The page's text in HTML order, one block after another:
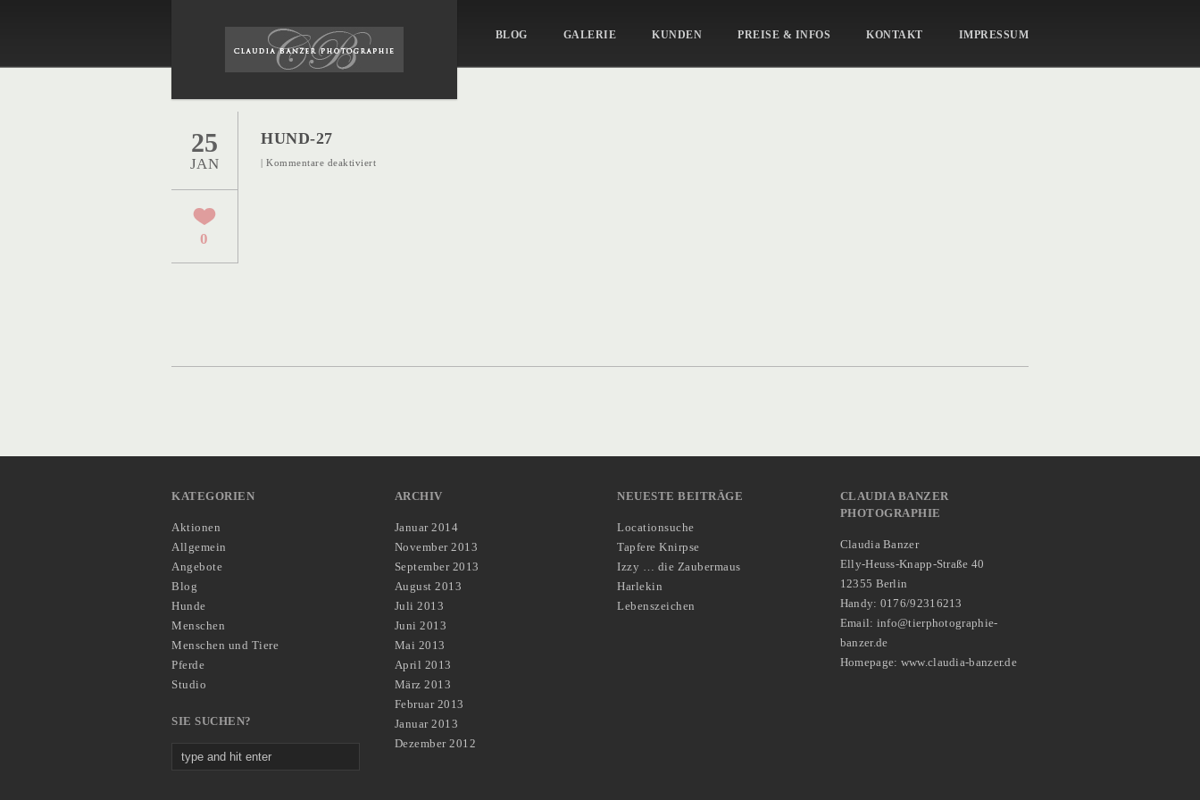
BLOG GALERIE KUNDEN PREISE & INFOS KONTAKT IMPRESSUM
25
JAN
0
HUND-27
| Kommentare deaktiviertfür
KATEGORIEN
Aktionen
Allgemein
Angebote
Blog
Hunde
Menschen
Menschen und Tiere
Pferde
Studio
SIE SUCHEN?
ARCHIV
Januar 2014
November 2013
September 2013
August 2013
Juli 2013
Juni 2013
Mai 2013
April 2013
März 2013
Februar 2013
Januar 2013
Dezember 2012
NEUESTE BEITRÄGE
Locationsuche
Tapfere Knirpse
Izzy … die Zaubermaus
Harlekin
Lebenszeichen
CLAUDIA BANZER
PHOTOGRAPHIE
Claudia Banzer
Elly-Heuss-Knapp-Straße 40
12355 Berlin
Handy: 0176/92316213
Email: info@tierphotographie-
banzer.de
Homepage: www.claudia-banzer.de